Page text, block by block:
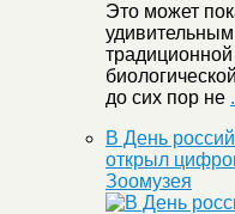
Это может
до сих пор не
В День
открыл
Зоомузея